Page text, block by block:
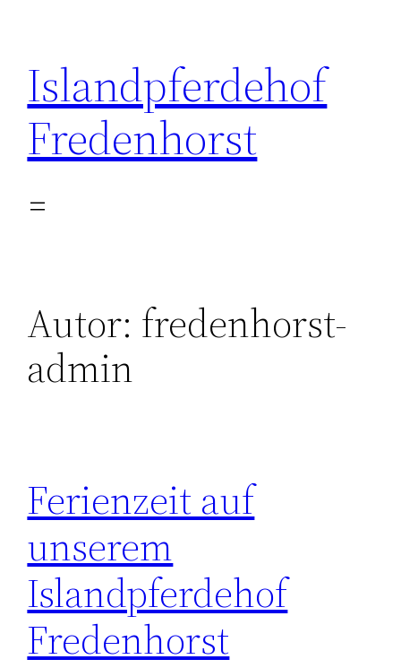
springen
Islandpferdehof
Fredenhorst
Autor: fredenhorst-
admin
Ferienzeit auf
unserem
Islandpferdehof
Fredenhorst